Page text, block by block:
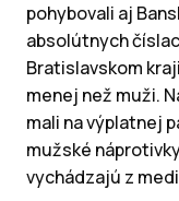
pohybovali aj
absolútnych
Bratislavskom
menej než muži.
mali na výplatnej
mužské
vychádzajú z